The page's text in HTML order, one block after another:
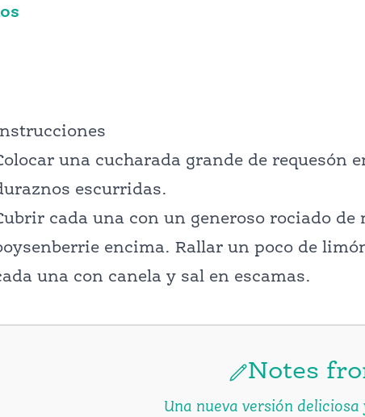
una cucharada grande de requesón
escurridas.
cada una con un generoso rociado
encima. Rallar un poco de
una con canela y sal en escamas.
Notes
Una nueva versión